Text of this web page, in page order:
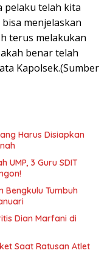
pelaku telah kita
menjelaskan
terus melakukan
benar telah
Kapolsek.(Sumber
Harus Disiapkan
UMP, 3 Guru SDIT
Bengkulu Tumbuh
Dian Marfani di
Saat Ratusan Atlet